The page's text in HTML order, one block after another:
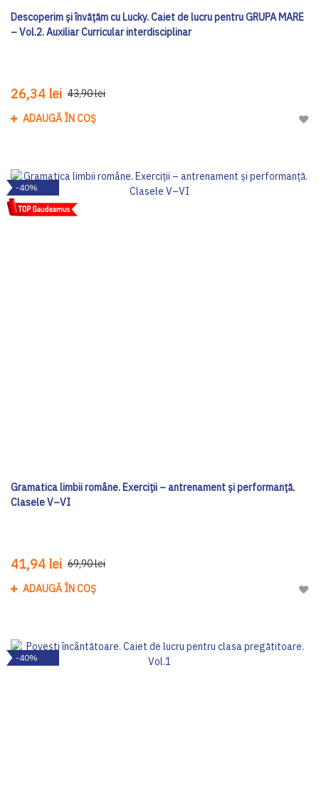
Descoperim și învățăm cu Lucky. Caiet de lucru pentru GRUPA MARE
– Vol.2. Auxiliar Curricular interdisciplinar
26,34 lei 43,90 lei
ADAUGĂ ÎN COȘ
-40%
Gramatica limbii române. Exerciții – antrenament și performanță.
Clasele V–VI
41,94 lei 69,90 lei
ADAUGĂ ÎN COȘ
-40%